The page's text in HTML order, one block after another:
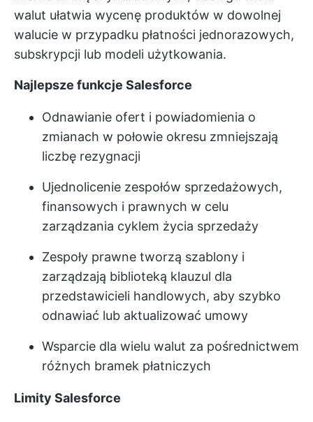
walut ułatwia wycenę produktów w dowolnej
walucie w przypadku płatności jednorazowych,
subskrypcji lub modeli użytkowania.
Najlepsze funkcje Salesforce
Odnawianie ofert i powiadomienia o
zmianach w połowie okresu zmniejszają
liczbę rezygnacji
Ujednolicenie zespołów sprzedażowych,
finansowych i prawnych w celu
zarządzania cyklem życia sprzedaży
Zespoły prawne tworzą szablony i
zarządzają biblioteką klauzul dla
przedstawicieli handlowych, aby szybko
odnawiać lub aktualizować umowy
Wsparcie dla wielu walut za pośrednictwem
różnych bramek płatniczych
Limity Salesforce